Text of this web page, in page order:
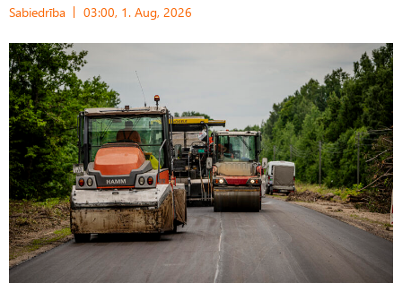
Sabiedrība 03:00, 1. Aug, 2026